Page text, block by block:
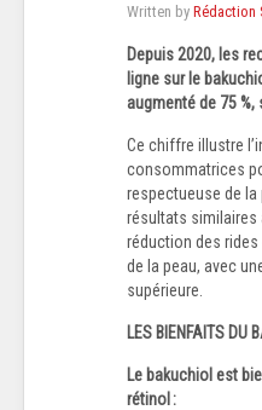
Written by Rédaction
Depuis 2020, les
ligne sur le
augmenté de 75
Ce chiffre illustre
consommatrices
respectueuse de
résultats similaires
réduction des rides
de la peau, avec
supérieure.
LES BIENFAITS DU
Le bakuchiol est
rétinol :